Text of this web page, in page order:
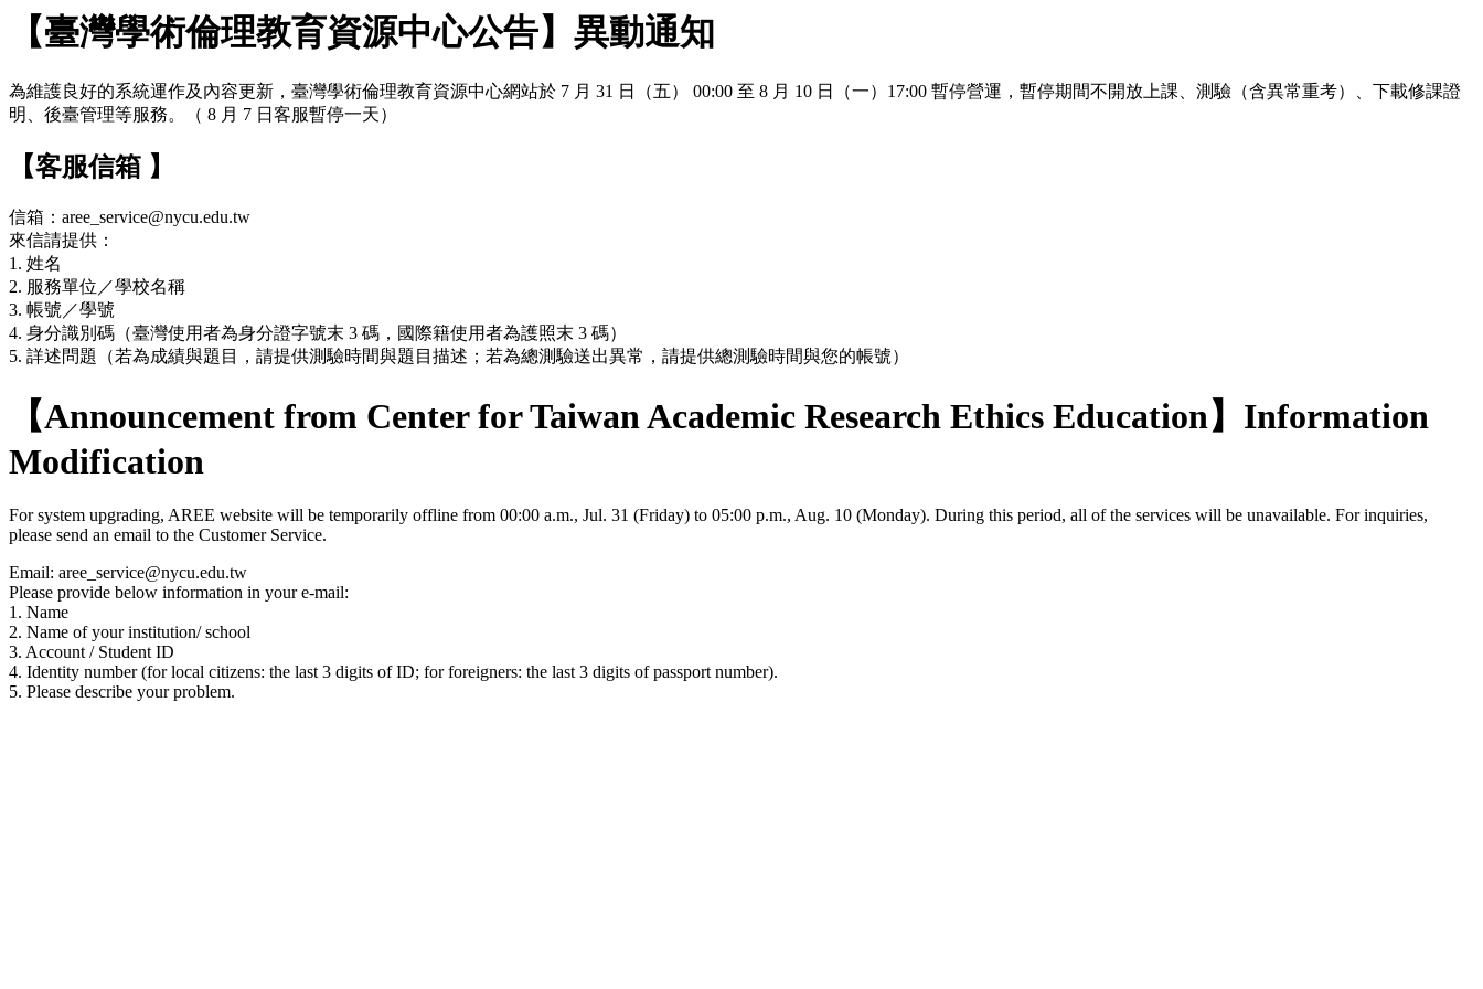
【臺灣學術倫理教育資源中心公告】異動通知
為維護良好的系統運作及內容更新，臺灣學術倫理教育資源中心網站於 7 月 31 日（五） 00:00 至 8 月 10 日（一）17:00 暫停營運，暫停期間不開放上課、測驗（含異常重考）、下載修課證
明、後臺管理等服務。（ 8 月 7 日客服暫停一天）
【客服信箱 】
信箱：aree_service@nycu.edu.tw
來信請提供：
1. 姓名
2. 服務單位／學校名稱
3. 帳號／學號
4. 身分識別碼（臺灣使用者為身分證字號末 3 碼，國際籍使用者為護照末 3 碼）
5. 詳述問題（若為成績與題目，請提供測驗時間與題目描述；若為總測驗送出異常，請提供總測驗時間與您的帳號）
【Announcement from Center for Taiwan Academic Research Ethics Education】Information
Modification
For system upgrading, AREE website will be temporarily offline from 00:00 a.m., Jul. 31 (Friday) to 05:00 p.m., Aug. 10 (Monday). During this period, all of the services will be unavailable. For inquiries,
please send an email to the Customer Service.
Email: aree_service@nycu.edu.tw
Please provide below information in your e-mail:
1. Name
2. Name of your institution/ school
3. Account / Student ID
4. Identity number (for local citizens: the last 3 digits of ID; for foreigners: the last 3 digits of passport number).
5. Please describe your problem.